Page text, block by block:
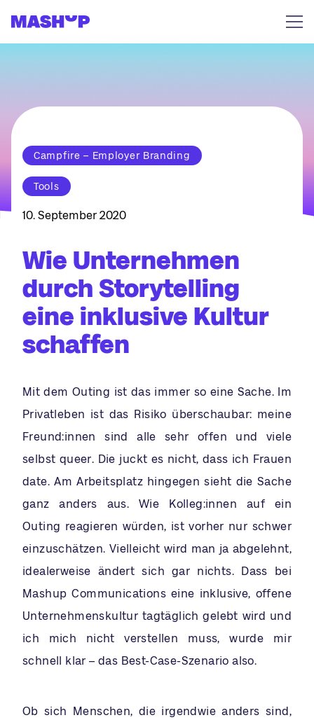
Campfire – Employer Branding
Tools
10. September 2020
Wie Unternehmen
durch Storytelling
eine inklusive Kultur
schaffen
Mit dem Outing ist das immer so eine Sache. Im
Privatleben ist das Risiko überschaubar: meine
Freund:innen sind alle sehr offen und viele
selbst queer. Die juckt es nicht, dass ich Frauen
date. Am Arbeitsplatz hingegen sieht die Sache
ganz anders aus. Wie Kolleg:innen auf ein
Outing reagieren würden, ist vorher nur schwer
einzuschätzen. Vielleicht wird man ja abgelehnt,
idealerweise ändert sich gar nichts. Dass bei
Mashup Communications eine inklusive, offene
Unternehmenskultur tagtäglich gelebt wird und
ich mich nicht verstellen muss, wurde mir
schnell klar – das Best-Case-Szenario also.
Ob sich Menschen, die irgendwie anders sind,